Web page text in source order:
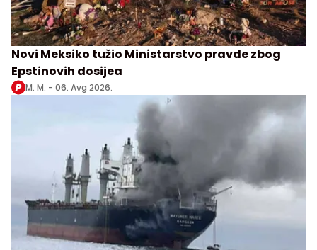
Novi Meksiko tužio Ministarstvo pravde zbog
Epstinovih dosijea
M. M. - 06. Avg 2026.